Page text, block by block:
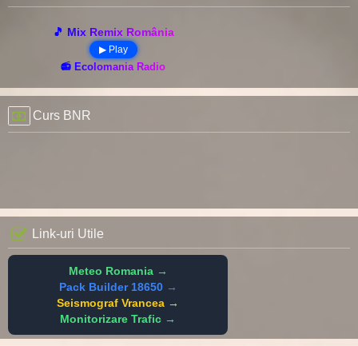
🎵 Mix Remix România
▶ Play
📻 Ecolomania Radio
Curs BNR
Link-uri Utile
Meteo Romania →
Pack Builder 18650 →
Seismograf Vrancea →
Monitorizare Trafic →